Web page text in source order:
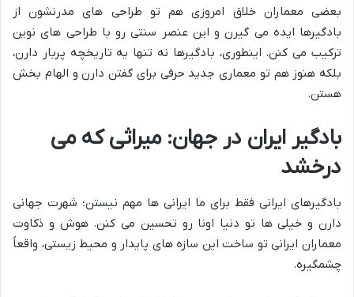
بعضی معماران خلاق امروزی هم تو طراحی های مدرنشون از
بادگیرها ایده می گیرن و این عنصر سنتی رو با طراحی های نوین
ترکیب می کنن. اینطوری، بادگیرها نه تنها یه تاریخچه پربار دارن،
بلکه هنوز هم تو معماری جدید حرفی برای گفتن دارن و الهام بخش
هستن.
بادگیر ایران در جهان: میراثی که می
درخشد
بادگیرهای ایرانی فقط برای ما ایرانی ها مهم نیستن؛ شهرت جهانی
دارن و خیلی ها تو دنیا اونا رو تحسین می کنن. هوش و ذکاوت
معماران ایرانی تو ساخت این سازه های پایدار و محیط زیستی، واقعاً
چشمگیره.